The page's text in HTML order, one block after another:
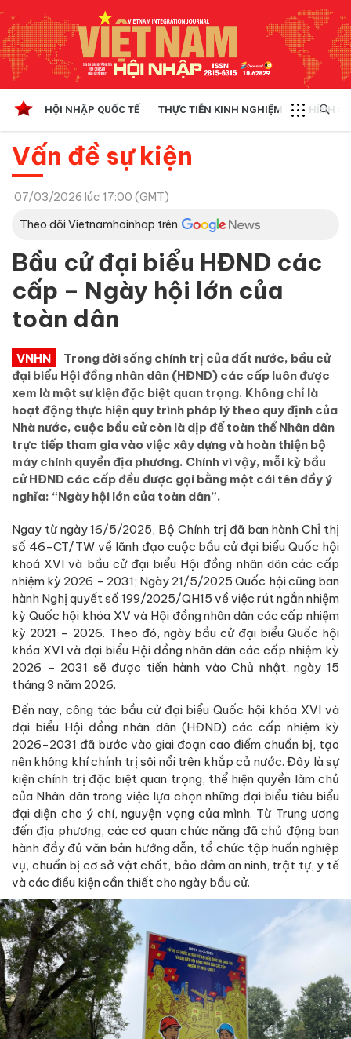
HỘI NHẬP QUỐC TẾ THỰC TIỄN KINH NGHIỆM CHÍNH
Vấn đề sự kiện
07/03/2026 lúc 17:00 (GMT)
Theo dõi Vietnamhoinhap trên
Bầu cử đại biểu HĐND các
cấp – Ngày hội lớn của
toàn dân
VNHN
Trong đời sống chính trị của đất nước, bầu cử
đại biểu Hội đồng nhân dân (HĐND) các cấp luôn được
xem là một sự kiện đặc biệt quan trọng. Không chỉ là
hoạt động thực hiện quy trình pháp lý theo quy định của
Nhà nước, cuộc bầu cử còn là dịp để toàn thể Nhân dân
trực tiếp tham gia vào việc xây dựng và hoàn thiện bộ
máy chính quyền địa phương. Chính vì vậy, mỗi kỳ bầu
cử HĐND các cấp đều được gọi bằng một cái tên đầy ý
nghĩa: “Ngày hội lớn của toàn dân”.
Ngay từ ngày 16/5/2025, Bộ Chính trị đã ban hành Chỉ thị
số 46-CT/TW về lãnh đạo cuộc bầu cử đại biểu Quốc hội
khoá XVI và bầu cử đại biểu Hội đồng nhân dân các cấp
nhiệm kỳ 2026 - 2031; Ngày 21/5/2025 Quốc hội cũng ban
hành Nghị quyết số 199/2025/QH15 về việc rút ngắn nhiệm
kỳ Quốc hội khóa XV và Hội đồng nhân dân các cấp nhiệm
kỳ 2021 – 2026. Theo đó, ngày bầu cử đại biểu Quốc hội
khóa XVI và đại biểu Hội đồng nhân dân các cấp nhiệm kỳ
2026 – 2031 sẽ được tiến hành vào Chủ nhật, ngày 15
tháng 3 năm 2026.
Đến nay, công tác bầu cử đại biểu Quốc hội khóa XVI và
đại biểu Hội đồng nhân dân (HĐND) các cấp nhiệm kỳ
2026-2031 đã bước vào giai đoạn cao điểm chuẩn bị, tạo
nên không khí chính trị sôi nổi trên khắp cả nước. Đây là sự
kiện chính trị đặc biệt quan trọng, thể hiện quyền làm chủ
của Nhân dân trong việc lựa chọn những đại biểu tiêu biểu
đại diện cho ý chí, nguyện vọng của mình. Từ Trung ương
đến địa phương, các cơ quan chức năng đã chủ động ban
hành đầy đủ văn bản hướng dẫn, tổ chức tập huấn nghiệp
vụ, chuẩn bị cơ sở vật chất, bảo đảm an ninh, trật tự, y tế
và các điều kiện cần thiết cho ngày bầu cử.